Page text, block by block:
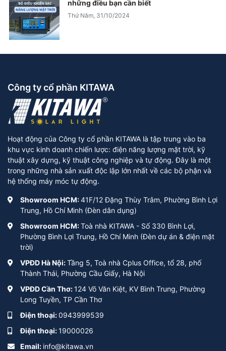
những điều bạn cần biết
Thứ Năm, 31/10/2024
Công ty cổ phần KITAWA
Hoạt động của Công ty cổ phần KITAWA là tập trung vào ba
khu vực kinh doanh chiến lược: điện năng lượng mặt trời, kỹ
thuật xây dựng, kỹ thuật công nghiệp và tự động. Đây là một
trong những nhà sản xuất độc lập lớn nhất về các bộ phận và
hệ thống máy móc tự động.
Showroom HCM:41F/12 Đặng Thùy Trâm, Phường Bình Lợi
Trung, Hồ Chí Minh (Đèn dân dụng)
Showroom HCM:Toà nhà KITAWA - Số 330 Bình Lợi,
Phường Bình Lợi Trung, Hồ Chí Minh (Đèn dự án & điện mặt
trời)
VPĐD Hà Nội:Tầng 5, Toà nhà Cplus Office, tổ 28, phố
Thành Thái, Phường Cầu Giấy, Hà Nội
VPĐD Cần Thơ:124 Võ Văn Kiệt, KV Bình Trung, Phường
Long Tuyền, TP Cần Thơ
Điện thoại:0943999539
Điện thoại:19000026
Email: info@kitawa.vn